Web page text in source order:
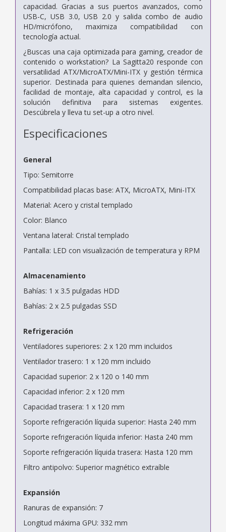
capacidad. Gracias a sus puertos avanzados, como
USB-C, USB 3.0, USB 2.0 y salida combo de audio
HD/micrófono, maximiza compatibilidad con
tecnología actual.
¿Buscas una caja optimizada para gaming, creador de
contenido o workstation? La Sagitta20 responde con
versatilidad ATX/MicroATX/Mini-ITX y gestión térmica
superior. Destinada para quienes demandan silencio,
facilidad de montaje, alta capacidad y control, es la
solución definitiva para sistemas exigentes.
Descúbrela y lleva tu set-up a otro nivel.
Especificaciones
General
Tipo: Semitorre
Compatibilidad placas base: ATX, MicroATX, Mini-ITX
Material: Acero y cristal templado
Color: Blanco
Ventana lateral: Cristal templado
Pantalla: LED con visualización de temperatura y RPM
Almacenamiento
Bahías: 1 x 3.5 pulgadas HDD
Bahías: 2 x 2.5 pulgadas SSD
Refrigeración
Ventiladores superiores: 2 x 120 mm incluidos
Ventilador trasero: 1 x 120 mm incluido
Capacidad superior: 2 x 120 o 140 mm
Capacidad inferior: 2 x 120 mm
Capacidad trasera: 1 x 120 mm
Soporte refrigeración líquida superior: Hasta 240 mm
Soporte refrigeración líquida inferior: Hasta 240 mm
Soporte refrigeración líquida trasera: Hasta 120 mm
Filtro antipolvo: Superior magnético extraíble
Expansión
Ranuras de expansión: 7
Longitud máxima GPU: 332 mm